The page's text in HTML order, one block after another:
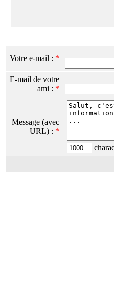
Votre e-mail : *
E-mail de votre
ami : *
Message (avec
URL) : *